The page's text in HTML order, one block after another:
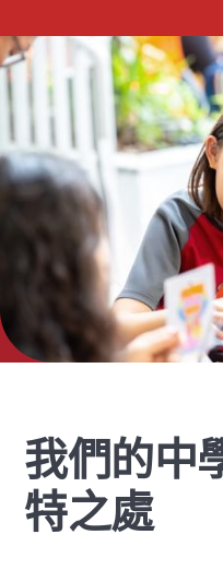
我們的中
特之處